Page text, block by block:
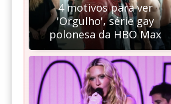
4 motivos para ver
'Orgulho', série gay
polonesa da HBO Max